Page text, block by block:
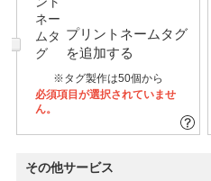
プリントネームタグ
を追加する
※タグ製作は50個から
必須項目が選択されていませ
ん。
その他サービス